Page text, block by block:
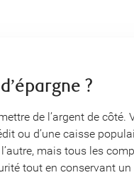
?
de l’argent de
ou d’une caisse
mais tous les
tout en conservant